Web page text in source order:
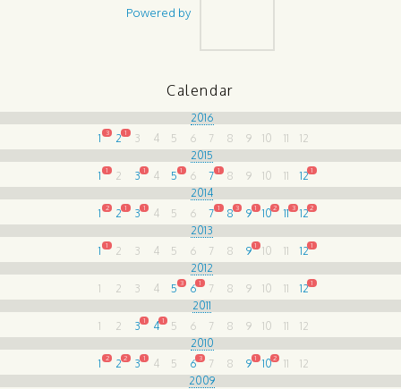
Powered by
Calendar
2016
1
3 2 1 3 4 5 6 7 8 9 10 11
12
2015
1
1 2 3 1 4 5 1 6 7 1 8 9 10 11 121
2014
1
2 2 1 3 1 4 5 6 7 1 8 3 9 1 102 11 3 122
2013
1
1 2 3 4 5 6 7 8 9 1 10 11 121
2012
1
2 3 4 5 3 6 1 7 8 9 10 11 121
2011
1
2 3 1 4 1 5 6 7 8 9 10 11
12
2010
1
2 2 2 3 1 4 5 6 3 7 8 9 1 102 11
12
2009